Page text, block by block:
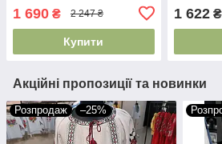
1 690 ₴ 2 247 ₴
Купити
грудях
1 622₴
Акційні пропозиції та новинки
Розпродаж –25%